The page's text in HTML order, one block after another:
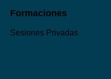
Formaciones
Sesiones Privadas